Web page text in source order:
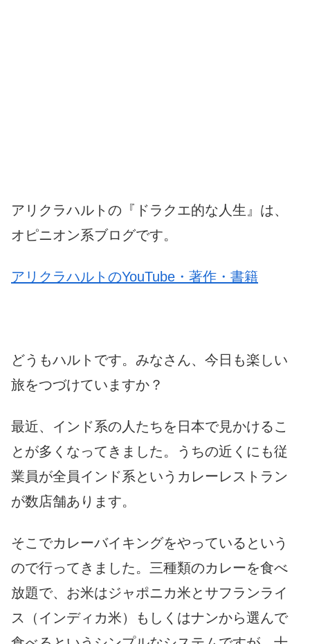
アリクラハルトの『ドラクエ的な人生』は、
オピニオン系ブログです。
アリクラハルトのYouTube・著作・書籍
どうもハルトです。みなさん、今日も楽しい
旅をつづけていますか？
最近、インド系の人たちを日本で見かけるこ
とが多くなってきました。うちの近くにも従
業員が全員インド系というカレーレストラン
が数店舗あります。
そこでカレーバイキングをやっているという
ので行ってきました。三種類のカレーを食べ
放題で、お米はジャポニカ米とサフランライ
ス（インディカ米）もしくはナンから選んで